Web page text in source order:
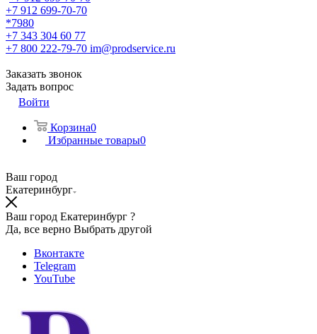
+7 912 699-70-70
*7980
+7 343 304 60 77
+7 800 222-79-70 im@prodservice.ru
Заказать звонок
Задать вопрос
Войти
Корзина0
Избранные товары0
Ваш город
Екатеринбург
Ваш город Екатеринбург ?
Да, все верно Выбрать другой
Вконтакте
Telegram
YouTube